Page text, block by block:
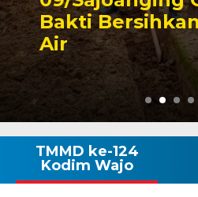
Capai 49
Rp130 Miliar
TMMD ke-124
Kodim Wajo